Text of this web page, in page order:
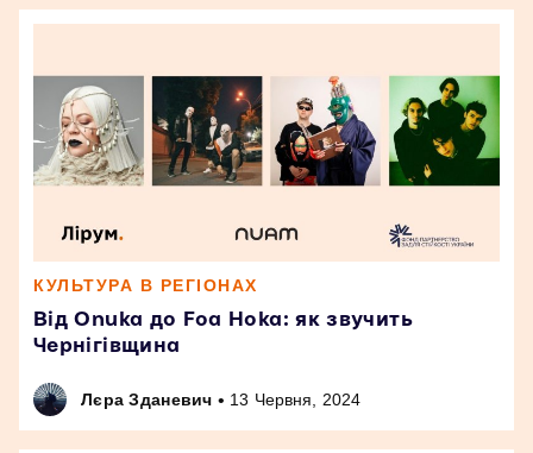
КУЛЬТУРА В РЕГІОНАХ
Від Onuka до Foa Hoka: як звучить
Чернігівщина
Лєра Зданевич • 13 Червня, 2024